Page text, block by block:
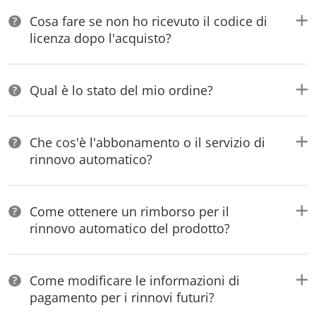
Cosa fare se non ho ricevuto il codice di
licenza dopo l'acquisto?
Qual è lo stato del mio ordine?
Che cos'è l'abbonamento o il servizio di
rinnovo automatico?
Come ottenere un rimborso per il
rinnovo automatico del prodotto?
Come modificare le informazioni di
pagamento per i rinnovi futuri?